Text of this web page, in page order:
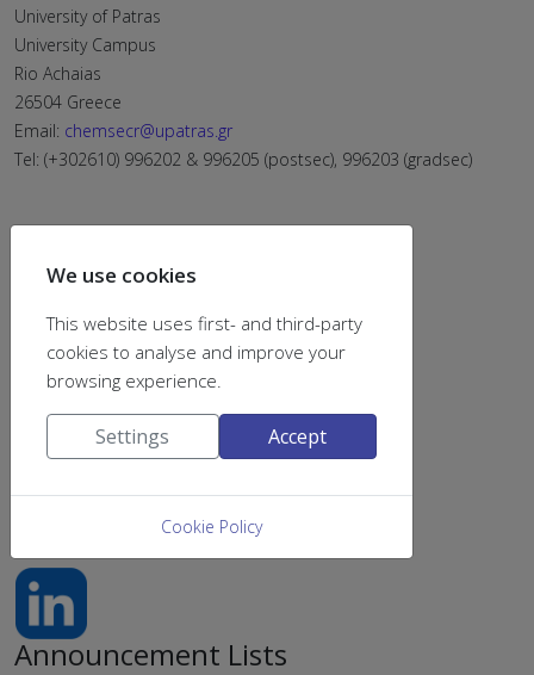
University of Patras
University Campus
Rio Achaias
26504 Greece
Email: chemsecr@upatras.gr
Tel: (+302610) 996202 & 996205 (postsec), 996203 (gradsec)
Announcement Lists
We use cookies
This website uses first- and third-party
cookies to analyse and improve your
browsing experience.
Settings Accept
Cookie Policy